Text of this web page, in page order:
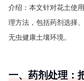
介绍： 本文针对花土使
理方法，包括药剂选择
无虫健康土壤环境。
一、药剂处理：